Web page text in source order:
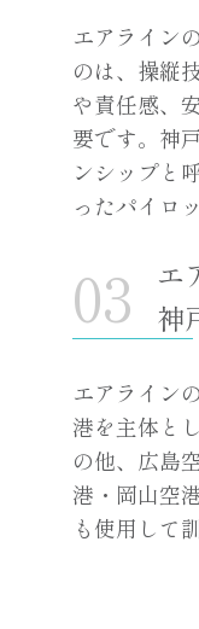
エアライン
のは、操縦
や責任感、
要です。神
ンシップと
ったパイロ
エ
神
エアライン
港を主体と
の他、広島
港・岡山空
も使用して